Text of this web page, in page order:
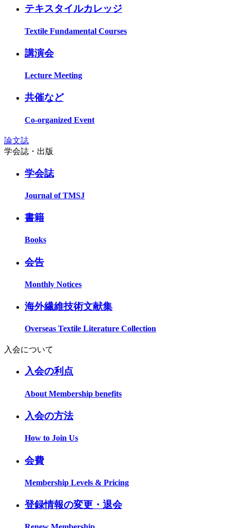
テキスタイルカレッジ
Textile Fundamental Courses
講演会
Lecture Meeting
共催など
Co-organized Event
論文誌
学会誌・出版
学会誌
Journal of TMSJ
書籍
Books
会告
Monthly Notices
海外繊維技術文献集
Overseas Textile Literature Collection
入会について
入会の利点
About Membership benefits
入会の方法
How to Join Us
会費
Membership Levels & Pricing
登録情報の変更・退会